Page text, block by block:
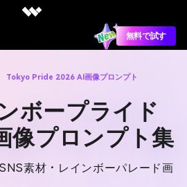
無料で試す
Tokyo Pride 2026 AI画像プロンプト
ボープライド
像プロンプト集
素材・レインボーパレード画